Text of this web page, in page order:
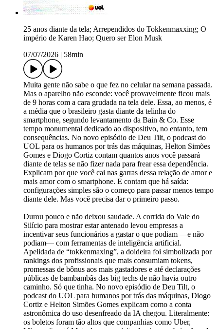
25 anos diante da tela; Arrependidos do Tokkenmaxxing; O
império de Karen Hao; Quero ser Elon Musk
07/07/2026
58min
Muita gente não sabe o que fez no celular na semana passada.
Mas o aparelho não esconde: você provavelmente ficou mais
de 9 horas com a cara grudada na tela dele. Essa, ao menos, é
a média que o brasileiro gasta diante da telinha do
smartphone, segundo levantamento da Bain & Co. Esse
tempo monumental dedicado ao dispositivo, no entanto, tem
consequências. No novo episódio de Deu Tilt, o podcast do
UOL para os humanos por trás das máquinas, Helton Simões
Gomes e Diogo Cortiz contam quantos anos você passará
diante de telas se não fizer nada para frear essa dependência.
Explicam por que você cai nas garras dessa relação de amor e
mais amor com o smartphone. E contam que há saída:
configurações simples são o começo para passar menos tempo
diante dele. Mas você precisa dar o primeiro passo.
Durou pouco e não deixou saudade. A corrida do Vale do
Silício para mostrar estar antenado levou empresas a
incentivar seus funcionários a gastar o que podiam —e não
podiam— com ferramentas de inteligência artificial.
Apelidada de “tokkenmaxing”, a doideira foi simbolizada por
rankings dos profissionais que mais consumiam tokens,
promessas de bônus aos mais gastadores e até declarações
públicas de bambambãs das big techs de não havia outro
caminho. Só que tinha. No novo episódio de Deu Tilt, o
podcast do UOL para humanos por trás das máquinas, Diogo
Cortiz e Helton Simões Gomes explicam como a conta
astronômica do uso desenfreado da IA chegou. Literalmente:
os boletos foram tão altos que companhias como Uber,